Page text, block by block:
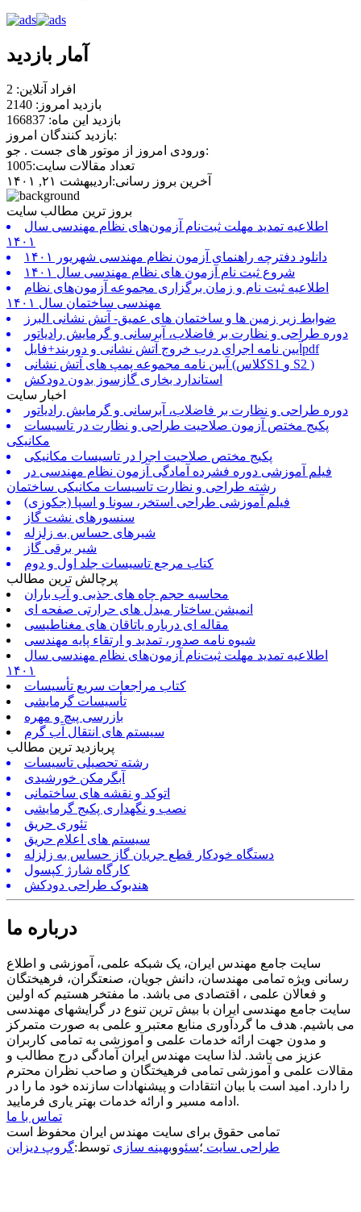
آمار بازدید
افراد آنلاین: 2
بازدید امروز: 2140
بازدید این ماه: 166837
بازدید کنندگان امروز:
ورودی امروز از موتور های جست . جو:
تعداد مقالات سایت:1005
آخرین بروز رسانی:اردیبهشت ۲۱, ۱۴۰۱
بروز ترین مطالب سایت
اطلاعیه تمدید مهلت ثبت‌نام آزمون‌های نظام مهندسی سال
۱۴۰۱
دانلود دفترچه راهنمای آزمون نظام مهندسی شهریور ۱۴۰۱
شروع ثبت نام آزمون های نظام مهندسی سال ۱۴۰۱
اطلاعیه ثبت نام و زمان برگزاری مجموعه آزمون‌های نظام
مهندسی ساختمان سال ۱۴۰۱
ضوابط زیر زمین ها و ساختمان های عمیق- آتش نشانی البرز
دوره طراحی و نظارت بر فاضلاب، آبرسانی و گرمایش رادیاتور
آیین نامه اجرای درب خروج آتش نشانی و دوربند+فایلpdf
آیین نامه مجموعه پمپ های آتش نشانی (کلاسS1 و S2 )
استاندارد بخاری گازسوز بدون دودکش
اخبار سایت
دوره طراحی و نظارت بر فاضلاب، آبرسانی و گرمایش رادیاتور
پکیج مختص آزمون صلاحیت طراحی و نظارت در تاسیسات
مکانیکی
پکیج مختص صلاحیت اجرا در تاسیسات مکانیکی
فیلم آموزشی دوره فشرده آمادگی آزمون نظام مهندسی در
رشته طراحی و نظارت تاسیسات مکانیکی ساختمان
فیلم آموزشی طراحی استخر، سونا و اسپا (جکوزی)
سنسورهای نشت گاز
شیرهای حساس به زلزله
شیر برقی گاز
کتاب مرجع تاسیسات جلد اول و دوم
پرچالش ترین مطالب
محاسبه حجم چاه های جذبی و آب باران
انمیشن ساختار مبدل های حرارتی صفحه ای
مقاله ای درباره یاتاقان های مغناطیسی
شیوه نامه صدور، تمدید و ارتقاء پایه مهندسی
اطلاعیه تمدید مهلت ثبت‌نام آزمون‌های نظام مهندسی سال
۱۴۰۱
کتاب مراجعات سریع تأسیسات
تأسیسات گرمایشی
بازرسی پیچ و مهره
سیستم های انتقال آب گرم
پربازدید ترین مطالب
رشته تحصیلی تاسیسات
آبگرمکن خورشیدی
اتوکد و نقشه های ساختمانی
نصب و نگهداری پکیج گرمایشی
تئوری حریق
سیستم های اعلام حریق
دستگاه خودکار قطع جریان گاز حساس به زلزله
کارگاه شارژ کپسول
هندبوک طراحی دودکش
درباره ما
سایت جامع مهندس ایران، یک شبکه علمی، آموزشی و اطلاع
رسانی ویژه تمامی مهندسان، دانش جویان، صنعتگران، فرهیختگان
و فعالان علمی ، اقتصادی می باشد. ما مفتخر هستیم که اولین
سایت جامع مهندسی ایران با بیش ترین تنوع در گرایشهای مهندسی
می باشیم. هدف ما گردآوری منابع معتبر و علمی به صورت متمرکز
و مدون جهت ارائه خدمات علمی و آموزشی به تمامی کاربران
عزیز می باشد. لذا سایت مهندس ایران آمادگی درج مطالب و
مقالات علمی و آموزشی تمامی فرهیختگان و صاحب نظران محترم
را دارد. امید است با بیان انتقادات و پیشنهادات سازنده خود ما را در
ادامه مسیر و ارائه خدمات بهتر یاری فرمایید.
تماس با ما
تمامی حقوق برای سایت مهندس ایران محفوظ است
طراحی سایت ؛سئووبهینه سازی توسط:گروپ دیزاین